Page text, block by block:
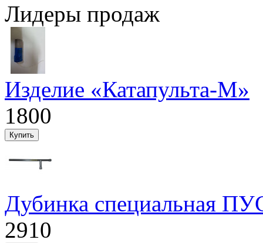
Лидеры продаж
Изделие «Катапульта-М»
1800
Дубинка специальная
2910